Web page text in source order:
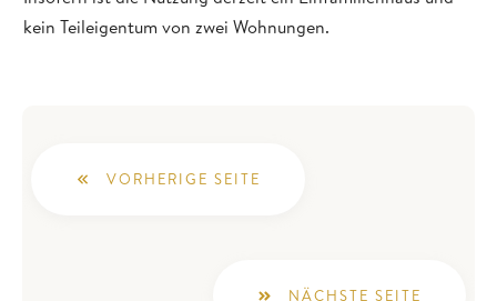
kein Teileigentum von zwei Wohnungen.
VORHERIGE SEITE
NÄCHSTE SEITE